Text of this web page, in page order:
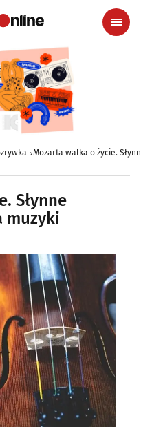
Mozarta walka o życie.
Słynne
muzyki